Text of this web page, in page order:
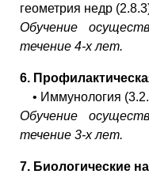
геометрия недр
Обучение
течение 4-х лет.
6.
• Иммунология
Обучение
течение 3-х лет.
7. Биологические